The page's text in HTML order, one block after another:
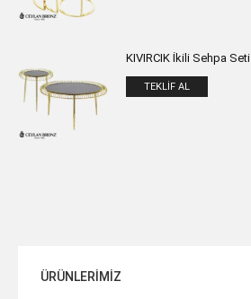
KIVIRCIK İkili Sehpa Seti
TEKLIF AL
ÜRÜNLERİMİZ